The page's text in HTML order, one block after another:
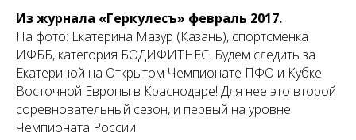
Из журнала «Геркулесъ» февраль 2017.
На фото: Екатерина Мазур (Казань), спортсменка
ИФББ, категория БОДИФИТНЕС. Будем следить за
Екатериной на Открытом Чемпионате ПФО и Кубке
Восточной Европы в Краснодаре! Для нее это второй
соревновательный сезон, и первый на уровне
Чемпионата России.